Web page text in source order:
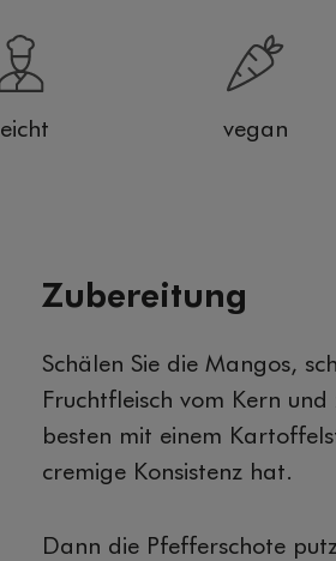
leicht vegan
Zubereitung
Schälen Sie die Mangos,
Fruchtfleisch vom Kern
besten mit einem
cremige Konsistenz hat.
Dann die Pfefferschote